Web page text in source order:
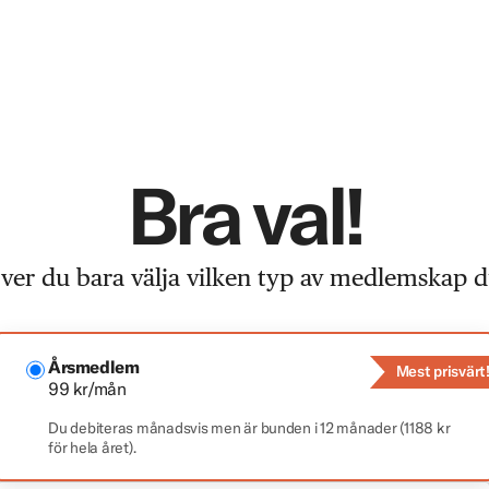
Bra val!
du bara välja vilken typ av medlemskap
Årsmedlem
99 kr/mån
Du debiteras månadsvis men är bunden i 12 månader (1188 kr
för hela året).
Mest prisvärt!